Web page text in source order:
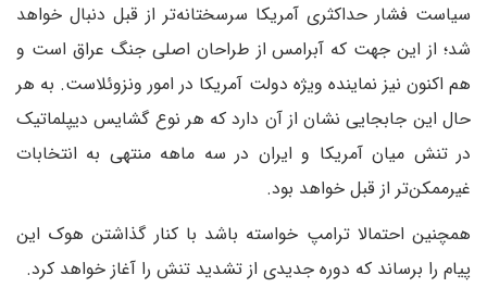
سیاست فشار حداکثری آمریکا سرسختانه‌تر از قبل دنبال خواهد
شد؛ از این جهت که آبرامس از طراحان اصلی جنگ عراق است و
هم اکنون نیز نماینده ویژه دولت آمریکا در امور ونزوئلاست. به هر
حال این جابجایی نشان از آن دارد که هر نوع گشایس دیپلماتیک
در تنش میان آمریکا و ایران در سه ماهه منتهی به انتخابات
غیرممکن‌تر از قبل خواهد بود.
همچنین احتمالا ترامپ خواسته باشد با کنار گذاشتن هوک این
پیام را برساند که دوره جدیدی از تشدید تنش را آغاز خواهد کرد.